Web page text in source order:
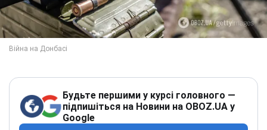
Будьте першими у курсі головного —
підпишіться на Новини на OBOZ.UA у
Google